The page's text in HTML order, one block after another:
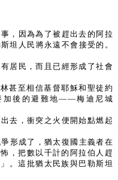
，因為為了被趕出去的阿拉
坦人民將永遠不會接受的。
居民，而且已經形成了社會
甚至相信基督耶穌和聖徒約
加後的避難地——梅迪尼城
去，衝突之火便開始點燃起
形成了，猶太復國主義者在
，把數以千計的阿拉伯人趕
。這批猶太民族與巴勒斯坦